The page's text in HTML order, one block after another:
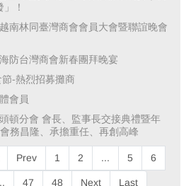
！
南林同臺灣商會會員大會暨聯誼晚會
防台灣商會新春團拜晚宴
-熱烈招募攤商
會員
頓分會 會長、監事長交接典禮暨年
務昌隆、承擔重任、再創高峰
Prev 1 2 ... 5 6
47 48 Next Last